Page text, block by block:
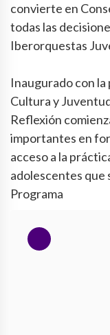
convierte en
todas las
Iberorquestas
Inaugurado con
Cultura y
Reflexión
importantes en
acceso a la
adolescentes que
Programa